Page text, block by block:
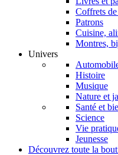
Coffrets
Patrons
Cuisine,
Montres,
Univers
Histoire
Musique
Nature et
Santé et
Science
Vie
Jeunesse
Découvrez toute la